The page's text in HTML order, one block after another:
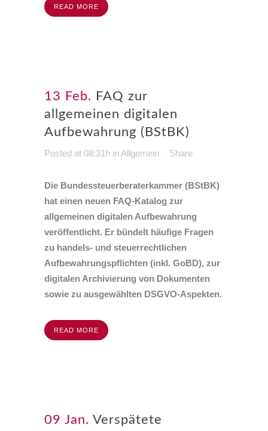
READ MORE
13 Feb. FAQ zur
allgemeinen digitalen
Aufbewahrung (BStBK)
Posted at 08:31h inAllgemein Share
Die Bundessteuerberaterkammer (BStBK)
hat einen neuen FAQ-Katalog zur
allgemeinen digitalen Aufbewahrung
veröffentlicht. Er bündelt häufige Fragen
zu handels- und steuerrechtlichen
Aufbewahrungspflichten (inkl. GoBD), zur
digitalen Archivierung von Dokumenten
sowie zu ausgewählten DSGVO-Aspekten.
READ MORE
09 Jan. Verspätete